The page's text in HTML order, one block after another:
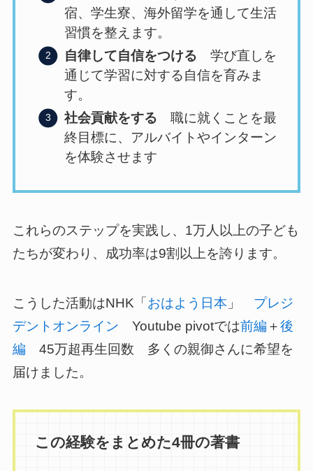
宿、学生寮、海外留学を通して生活
習慣を整えます。
自律して自信をつける学び直しを
通じて学習に対する自信を育みま
す。
社会貢献をする職に就くことを最
終目標に、アルバイトやインターン
を体験させます
これらのステップを実践し、1万人以上の子ども
たちが変わり、成功率は9割以上を誇ります。
こうした活動はNHK「おはよう日本 」 プレジ
デントオンライン Youtube pivotでは前編 ＋後
編 45万超再生回数 多くの親御さんに希望を
届けました。
この経験をまとめた4冊の著書